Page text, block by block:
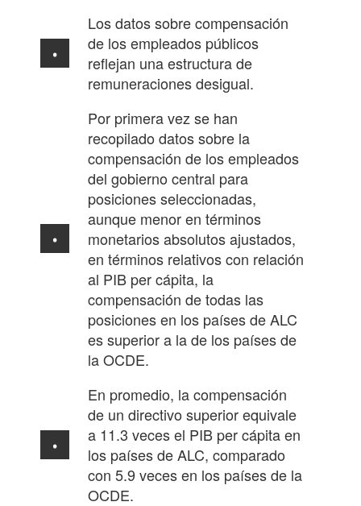
Los datos sobre compensación
de los empleados públicos
reflejan una estructura de
remuneraciones desigual.
Por primera vez se han
recopilado datos sobre la
compensación de los empleados
del gobierno central para
posiciones seleccionadas,
aunque menor en términos
monetarios absolutos ajustados,
en términos relativos con relación
al PIB per cápita, la
compensación de todas las
posiciones en los países de ALC
es superior a la de los países de
la OCDE.
En promedio, la compensación
de un directivo superior equivale
a 11.3 veces el PIB per cápita en
los países de ALC, comparado
con 5.9 veces en los países de la
OCDE.